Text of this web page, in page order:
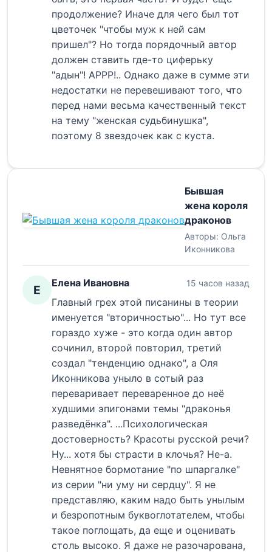
продолжение? Иначе для чего был тот
цветочек "чтобы муж к ней сам
пришел"? Но тогда порядочный автор
должен ставить где-то циферьку
"адын"! АРРР!.. Однако даже в сумме эти
недостатки не перевешивают того, что
перед нами весьма качественный текст
на тему "женская судьбинушка",
поэтому 8 звездочек как с куста.
Бывшая
жена короля
драконов
Авторы: Ольга
Иконникова
Е Елена Ивановна 15 часов назад
Главный грех этой писанины в теории
именуется "вторичностью"... Но тут все
гораздо хуже - это когда один автор
сочинил, второй повторил, третий
создал "тенденцию однако", а Оля
Иконникова уныло в сотый раз
переваривает переваренное до неё
худшими эпигонами темы "драконья
разведёнка". ...Психологическая
достоверность? Красоты русской речи?
Ну... хотя бы страсти в клочья? Не-а.
Невнятное бормотание "по шпаргалке"
из серии "ни уму ни сердцу". Я не
представляю, каким надо быть унылым
и безропотным буквоглотателем, чтобы
такое поглощать, да еще и оценивать
столь высоко. Я даже не разочарована,